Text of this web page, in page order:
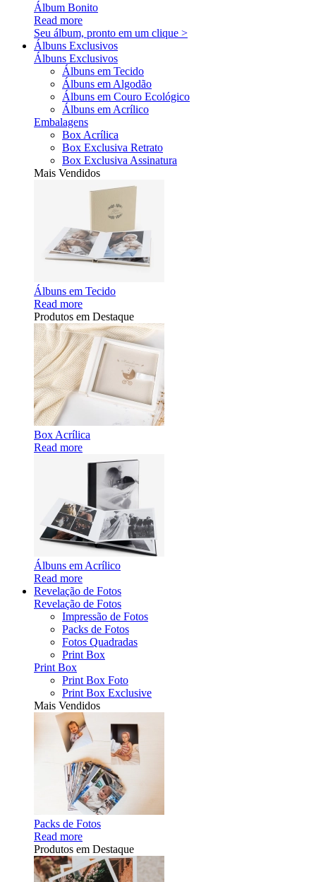
Álbum Bonito
Read more
Seu álbum, pronto em um clique >
Álbuns Exclusivos
Álbuns Exclusivos
Álbuns em Tecido
Álbuns em Algodão
Álbuns em Couro Ecológico
Álbuns em Acrílico
Embalagens
Box Acrílica
Box Exclusiva Retrato
Box Exclusiva Assinatura
Mais Vendidos
Álbuns em Tecido
Read more
Produtos em Destaque
Box Acrílica
Read more
Álbuns em Acrílico
Read more
Revelação de Fotos
Revelação de Fotos
Impressão de Fotos
Packs de Fotos
Fotos Quadradas
Print Box
Print Box
Print Box Foto
Print Box Exclusive
Mais Vendidos
Packs de Fotos
Read more
Produtos em Destaque